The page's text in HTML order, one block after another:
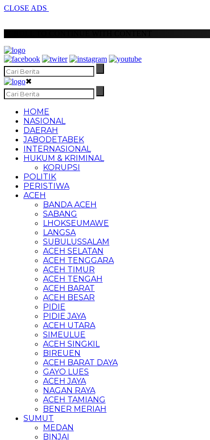
CLOSE ADS
✖
HOME
NASIONAL
DAERAH
JABODETABEK
INTERNASIONAL
HUKUM & KRIMINAL
KORUPSI
POLITIK
PERISTIWA
ACEH
BANDA ACEH
SABANG
LHOKSEUMAWE
LANGSA
SUBULUSSALAM
ACEH SELATAN
ACEH TENGGARA
ACEH TIMUR
ACEH TENGAH
ACEH BARAT
ACEH BESAR
PIDIE
PIDIE JAYA
ACEH UTARA
SIMEULUE
ACEH SINGKIL
BIREUEN
ACEH BARAT DAYA
GAYO LUES
ACEH JAYA
NAGAN RAYA
ACEH TAMIANG
BENER MERIAH
SUMUT
MEDAN
BINJAI